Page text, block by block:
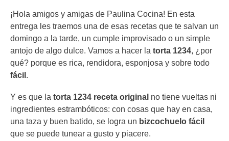
¡Hola amigos y amigas de Paulina Cocina! En esta
entrega les traemos una de esas recetas que te salvan un
domingo a la tarde, un cumple improvisado o un simple
antojo de algo dulce. Vamos a hacer la torta 1234, ¿por
qué? porque es rica, rendidora, esponjosa y sobre todo
fácil .
Y es que la torta 1234 receta original no tiene vueltas ni
ingredientes estrambóticos: con cosas que hay en casa,
una taza y buen batido, se logra un bizcochuelo fácil
que se puede tunear a gusto y piacere.